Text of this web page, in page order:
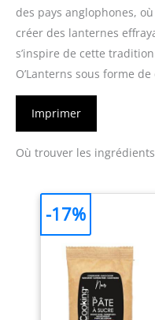
des pays anglophones,
créer des lanternes
s’inspire de cette
O’Lanterns sous forme
Imprimer
Où trouver les
-17%